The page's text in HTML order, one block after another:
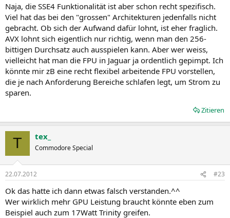
Naja, die SSE4 Funktionalität ist aber schon recht spezifisch.
Viel hat das bei den "grossen" Architekturen jedenfalls nicht
gebracht. Ob sich der Aufwand dafür lohnt, ist eher fraglich.
AVX lohnt sich eigentlich nur richtig, wenn man den 256-
bittigen Durchsatz auch ausspielen kann. Aber wer weiss,
vielleicht hat man die FPU in Jaguar ja ordentlich gepimpt. Ich
könnte mir zB eine recht flexibel arbeitende FPU vorstellen,
die je nach Anforderung Bereiche schlafen legt, um Strom zu
sparen.
Zitieren
T tex_
Commodore Special
22.07.2012 #23
Ok das hatte ich dann etwas falsch verstanden.^^
Wer wirklich mehr GPU Leistung braucht könnte eben zum
Beispiel auch zum 17Watt Trinity greifen.